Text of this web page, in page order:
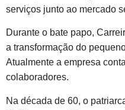
serviços junto ao mercado
Durante o bate papo,
a transformação do
Atualmente a empresa
colaboradores.
Na década de 60, o